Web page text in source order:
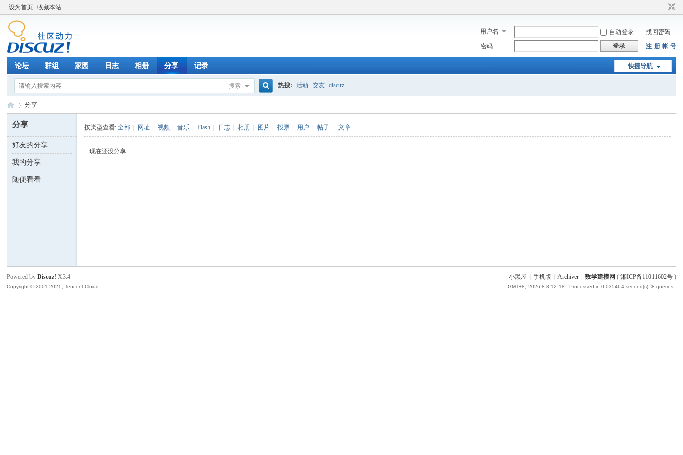
设为首页 收藏本站
用户名 自动登录
找回密码
密码
登录 注-册-帐-号
快捷导航
论坛 群组 家园 日志 相册 分享 记录
搜索 热搜: 活动 交友 discuz
数 ›
分享
分享
好友的分享
我的分享
随便看看
按类型查看:全部 网址 视频 音乐 Flash 日志 相册 图片 投票 用户 帖子 文章
现在还没分享
小黑屋 手机版 Archiver 数学建模网 ( 湘ICP备11011602号)
GMT+8, 2026-8-8 12:18 , Processed in 0.035464 second(s), 8 queries .
Powered byDiscuz! X3.4
Copyright © 2001-2021, Tencent Cloud.